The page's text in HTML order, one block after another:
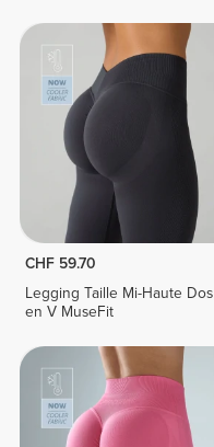
CHF 59.70
Legging Taille Mi-Haute Dos
en V MuseFit